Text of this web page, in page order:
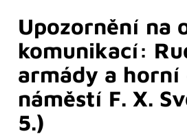
Upozornění na
komunikací:
armády a horní
náměstí F. X.
5.)